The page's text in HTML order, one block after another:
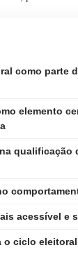
como parte
elemento
qualificação
acessível e
o ciclo